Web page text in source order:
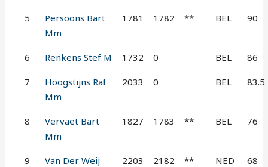
5
Persoons Bart
Mm
1781 1782 ** BEL 90
6 Renkens Stef M 1732 0 BEL 86
7
Hoogstijns Raf
Mm
2033 0 BEL 83.5
8
Vervaet Bart
Mm
1827 1783 ** BEL 76
9
Van Der Weij
2203 2182 ** NED 68